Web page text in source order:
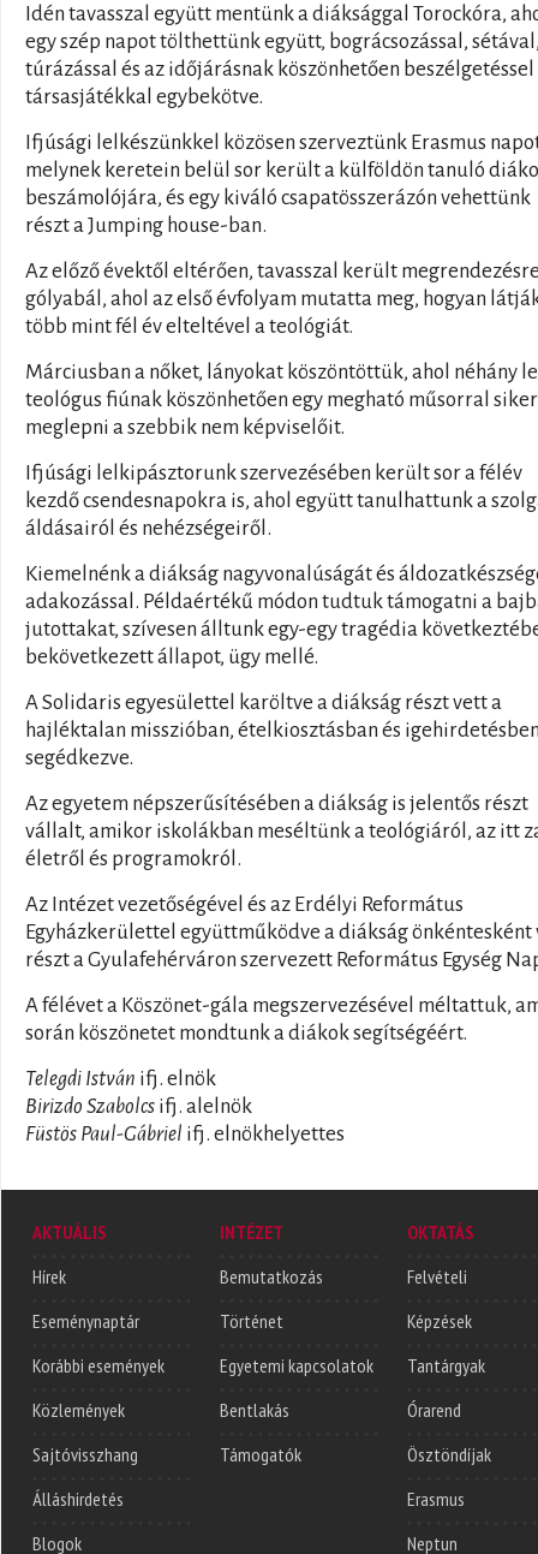
Idén tavasszal együtt mentünk a diáksággal Torockóra,
egy szép napot tölthettünk együtt, bográcsozással,
túrázással és az időjárásnak köszönhetően beszélgetéssel
társasjátékkal egybekötve.
Ifjúsági lelkészünkkel közösen szerveztünk Erasmus
melynek keretein belül sor került a külföldön tanuló
beszámolójára, és egy kiváló csapatösszerázón vehettünk
részt a Jumping house-ban.
Az előző évektől eltérően, tavasszal került
gólyabál, ahol az első évfolyam mutatta meg, hogyan
több mint fél év elteltével a teológiát.
Márciusban a nőket, lányokat köszöntöttük, ahol néhány
teológus fiúnak köszönhetően egy megható műsorral
meglepni a szebbik nem képviselőit.
Ifjúsági lelkipásztorunk szervezésében került sor a félév
kezdő csendesnapokra is, ahol együtt tanulhattunk a
áldásairól és nehézségeiről.
Kiemelnénk a diákság nagyvonalúságát és
adakozással. Példaértékű módon tudtuk támogatni a
jutottakat, szívesen álltunk egy-egy tragédia
bekövetkezett állapot, ügy mellé.
A Solidaris egyesülettel karöltve a diákság részt vett a
hajléktalan misszióban, ételkiosztásban és
segédkezve.
Az egyetem népszerűsítésében a diákság is jelentős részt
vállalt, amikor iskolákban meséltünk a teológiáról, az itt
életről és programokról.
Az Intézet vezetőségével és az Erdélyi Református
Egyházkerülettel együttműködve a diákság önkéntesként
részt a Gyulafehérváron szervezett Református Egység
A félévet a Köszönet-gála megszervezésével méltattuk,
során köszönetet mondtunk a diákok segítségéért.
Telegdi István ifj. elnök
Birizdo Szabolcs ifj. alelnök
Füstös Paul-Gábriel ifj. elnökhelyettes
AKTUÁLIS
Hírek
Eseménynaptár
Korábbi események
Közlemények
Sajtóvisszhang
Álláshirdetés
Blogok
INTÉZET
Bemutatkozás
Történet
Egyetemi kapcsolatok
Bentlakás
Támogatók
OKTATÁS
Felvételi
Képzések
Tantárgyak
Órarend
Ösztöndíjak
Erasmus
Neptun